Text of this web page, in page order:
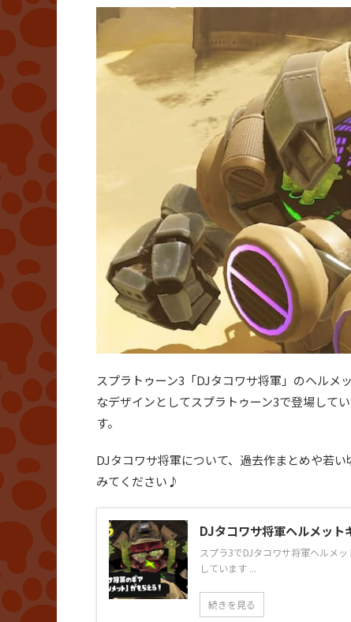
スプラトゥーン3「DJタコワサ将軍」のヘルメ
なデザインとしてスプラトゥーン3で登場して
す。
DJタコワサ将軍について、過去作まとめや若
みてください♪
DJタコワサ将軍ヘルメット
スプラ3でDJタコワサ将軍ヘルメ
しています ...
続きを見る